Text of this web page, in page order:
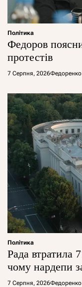
Політика
Федоров
протестів
7 Серпня, 2026Федоренко
Політика
Рада втратила
чому нардепи
7 Серпня, 2026Федоренко